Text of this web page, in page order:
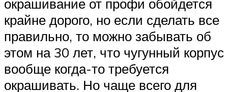
окрашивание от профи обойдется
крайне дорого, но если сделать все
правильно, то можно забывать об
этом на 30 лет, что чугунный корпус
вообще когда-то требуется
окрашивать. Но чаще всего для